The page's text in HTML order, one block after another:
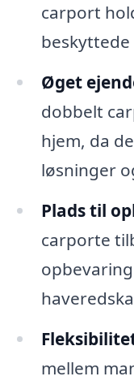
carport
beskyttede
Øget
dobbelt
hjem, da
løsninger
Plads til
carporte
mellem